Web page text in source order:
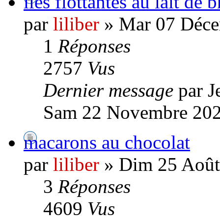
par liliber » Mar 07
1 Réponses
2757 Vus
Dernier message par
Sam 22 Novembre
macarons au chocolat
par liliber » Dim 25
3 Réponses
4609 Vus